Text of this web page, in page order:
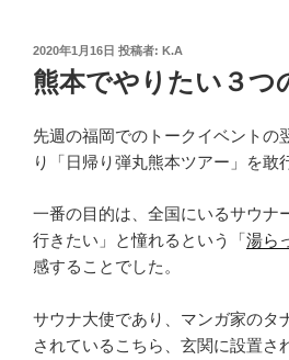
投
稿
日:
2020年1月16日 投稿者: K.A
熊本でやりたい３つ
先週の福岡でのトークイベントの
り「日帰り弾丸熊本ツアー」を敢
一番の目的は、全国にいるサウナ
行きたい」と憧れるという「湯ら
感することでした。
サウナ大使であり、マンガ家のタ
されているこちら、玄関に設置さ